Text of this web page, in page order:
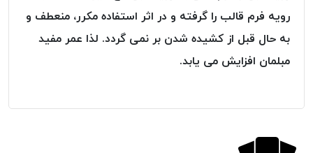
بتا
KORD
BETA
دوک
پایین
OMEGA
رویه فرم قالب را گرفته و در اثر استفاده مکرر، منعطف و
به حال قبل از کشیده شدن بر نمی گردد. لذا عمر مفید
مبلمان افزایش می یابد.